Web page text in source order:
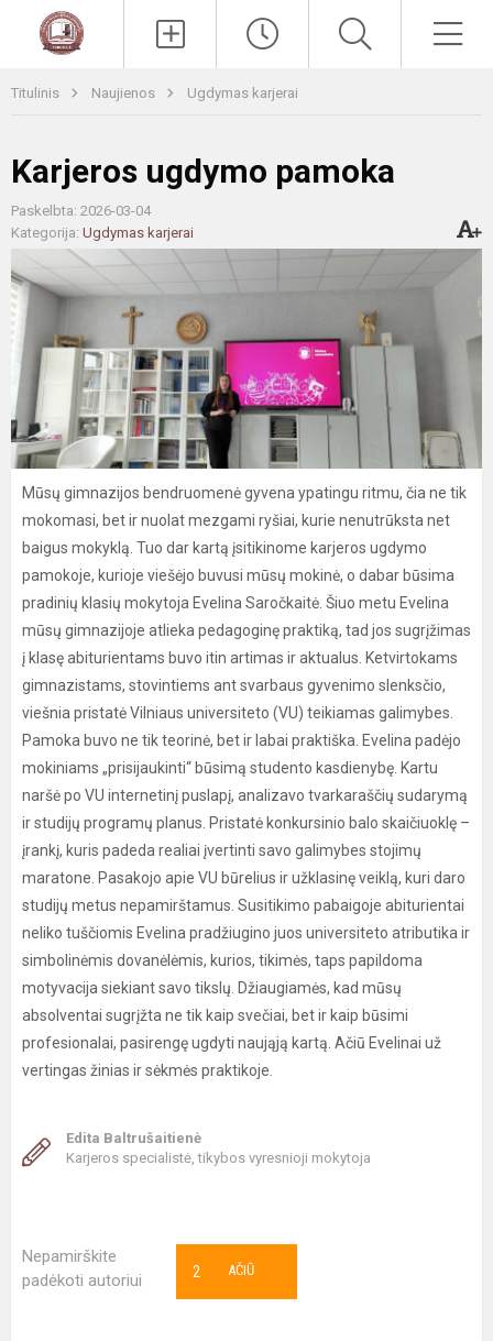
Titulinis Naujienos Ugdymas karjerai
Karjeros ugdymo pamoka
Paskelbta: 2026-03-04
Kategorija: Ugdymas karjerai
Mūsų gimnazijos bendruomenė gyvena ypatingu ritmu, čia ne tik
mokomasi, bet ir nuolat mezgami ryšiai, kurie nenutrūksta net
baigus mokyklą. Tuo dar kartą įsitikinome karjeros ugdymo
pamokoje, kurioje viešėjo buvusi mūsų mokinė, o dabar būsima
pradinių klasių mokytoja Evelina Saročkaitė. Šiuo metu Evelina
mūsų gimnazijoje atlieka pedagoginę praktiką, tad jos sugrįžimas
į klasę abiturientams buvo itin artimas ir aktualus. Ketvirtokams
gimnazistams, stovintiems ant svarbaus gyvenimo slenksčio,
viešnia pristatė Vilniaus universiteto (VU) teikiamas galimybes.
Pamoka buvo ne tik teorinė, bet ir labai praktiška. Evelina padėjo
mokiniams „prisijaukinti“ būsimą studento kasdienybę. Kartu
naršė po VU internetinį puslapį, analizavo tvarkaraščių sudarymą
ir studijų programų planus. Pristatė konkursinio balo skaičiuoklę –
įrankį, kuris padeda realiai įvertinti savo galimybes stojimų
maratone. Pasakojo apie VU būrelius ir užklasinę veiklą, kuri daro
studijų metus nepamirštamus. Susitikimo pabaigoje abiturientai
neliko tuščiomis Evelina pradžiugino juos universiteto atributika ir
simbolinėmis dovanėlėmis, kurios, tikimės, taps papildoma
motyvacija siekiant savo tikslų. Džiaugiamės, kad mūsų
absolventai sugrįžta ne tik kaip svečiai, bet ir kaip būsimi
profesionalai, pasirengę ugdyti naująją kartą. Ačiū Evelinai už
vertingas žinias ir sėkmės praktikoje.
Edita Baltrušaitienė
Karjeros specialistė, tikybos vyresnioji mokytoja
Nepamirškite
padėkoti autoriui
AČIŪ
2